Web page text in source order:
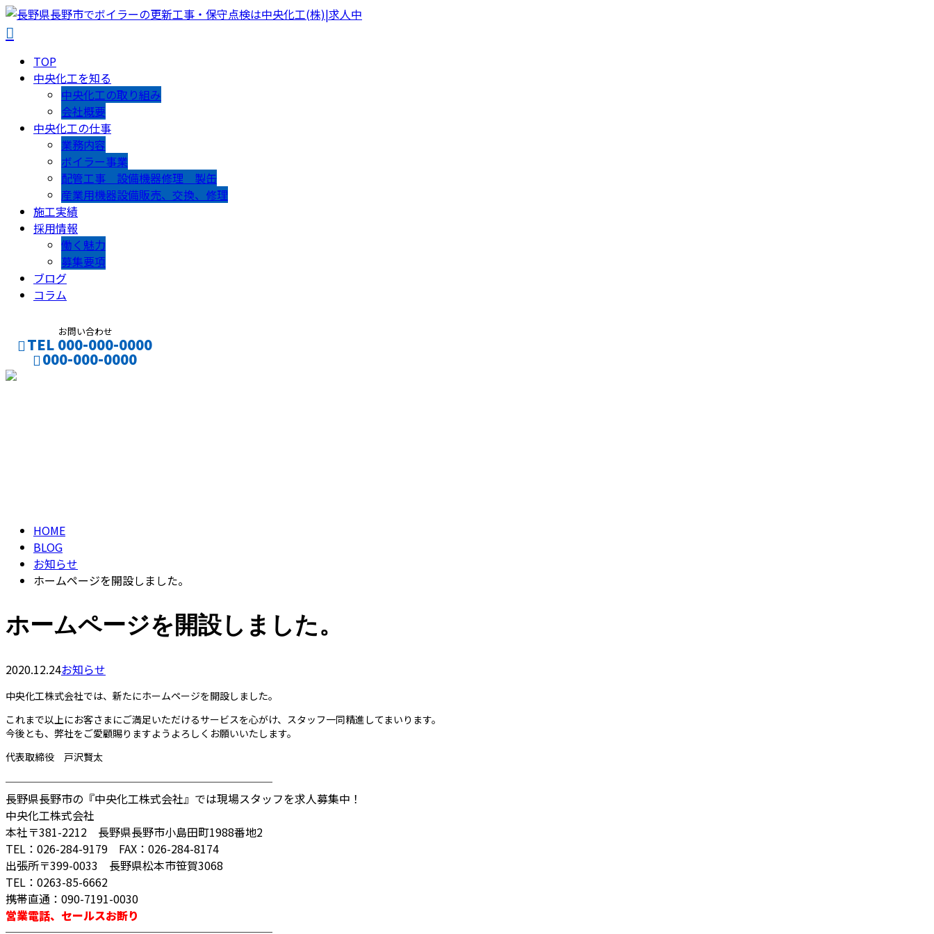
TOP
中央化工を知る
中央化工の取り組み
会社概要
中央化工の仕事
業務内容
ボイラー事業
配管工事 設備機器修理 製缶
産業用機器設備販売、交換、修理
施工実績
採用情報
働く魅力
募集要項
ブログ
コラム
お問い合わせ
TEL 000-000-0000
000-000-0000
HOME
BLOG
お知らせ
ホームページを開設しました。
ホームページを開設しました。
2020.12.24お知らせ
中央化工株式会社では、新たにホームページを開設しました。
これまで以上にお客さまにご満足いただけるサービスを心がけ、スタッフ一同精進してまいります。
今後とも、弊社をご愛顧賜りますようよろしくお願いいたします。
代表取締役 戸沢賢太
────────────────────────
長野県長野市の『中央化工株式会社』では現場スタッフを求人募集中！
中央化工株式会社
本社〒381-2212 長野県長野市小島田町1988番地2
TEL：026-284-9179 FAX：026-284-8174
出張所〒399-0033 長野県松本市笹賀3068
TEL：0263-85-6662
携帯直通：090-7191-0030
営業電話、セールスお断り